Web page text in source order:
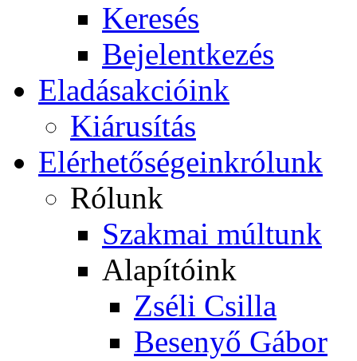
Keresés
Bejelentkezés
Eladásakcióink
Kiárusítás
Elérhetőségeinkrólunk
Rólunk
Szakmai múltunk
Alapítóink
Zséli Csilla
Besenyő Gábor